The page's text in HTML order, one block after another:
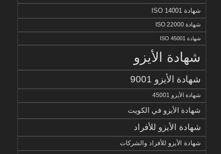
شهادة ISO 14001
شهادة ISO 22000
شهادة ISO 45001
شهادة الأيزو
شهادة الأيزو 9001
شهادة الأيزو 45001
شهادة الأيزو في الكويت
شهادة الأيزو للأفراد
شهادة الأيزو للأفراد والشركات